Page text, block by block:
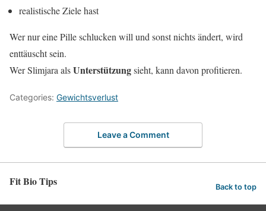
realistische Ziele hast
Wer nur eine Pille schlucken will und sonst nichts ändert, wird
enttäuscht sein.
Wer Slimjara alsUnterstützungsieht, kann davon profitieren.
Categories: Gewichtsverlust
Leave a Comment
Fit Bio Tips Back to top